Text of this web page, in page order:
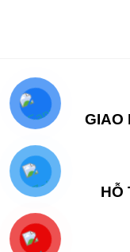
GIAO
HỖ